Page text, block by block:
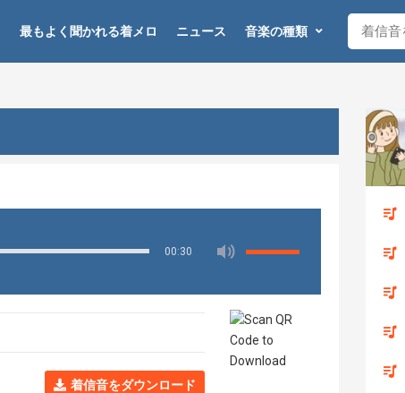
最もよく聞かれる着メロ ニュース 音楽の種類
00:30
着信音をダウンロード